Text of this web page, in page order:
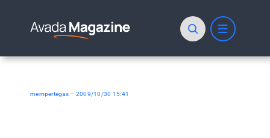
mempertegas – 2009/10/30 15:41